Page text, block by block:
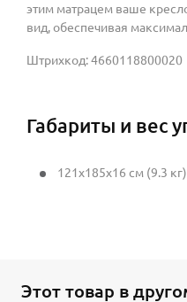
этим матрацем ваше
вид, обеспечивая
Штрихкод: 4660118800020
Габариты и вес
121x185x16 см (9.3 кг)
Этот товар в